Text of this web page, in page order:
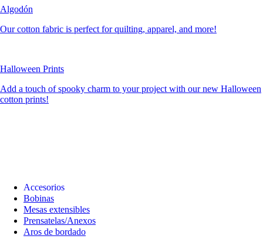
Algodón
Our cotton fabric is perfect for quilting, apparel, and more!
Halloween Prints
Add a touch of spooky charm to your project with our new Halloween
cotton prints!
Accesorios
Bobinas
Mesas extensibles
Prensatelas/Anexos
Aros de bordado